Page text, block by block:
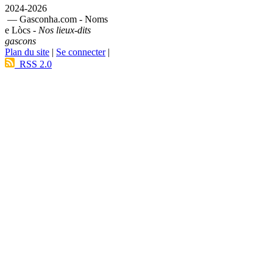
2024-2026
— Gasconha.com - Noms
e Lòcs - Nos lieux-dits
gascons
Plan du site | Se connecter|
RSS 2.0